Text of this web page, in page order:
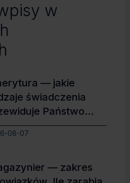
w
— jakie
świadczenia
Państwo
08-07
— zakres